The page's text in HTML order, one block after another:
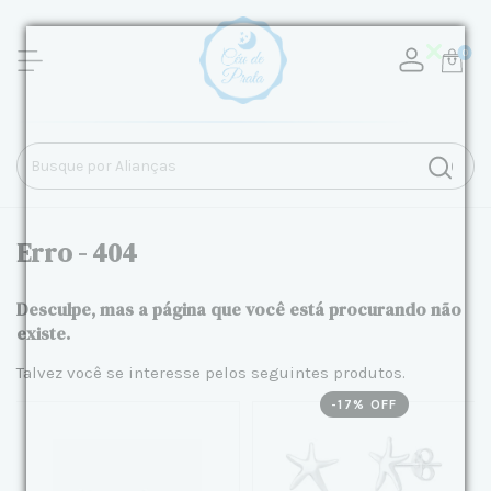
0
Erro - 404
Desculpe, mas a página que você está procurando não
existe.
Talvez você se interesse pelos seguintes produtos.
-17 % OFF